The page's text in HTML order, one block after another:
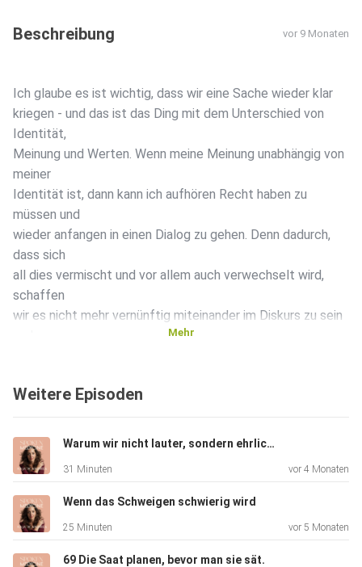
Beschreibung vor 9 Monaten
Ich glaube es ist wichtig, dass wir eine Sache wieder klar
kriegen - und das ist das Ding mit dem Unterschied von
Identität,
Meinung und Werten. Wenn meine Meinung unabhängig von
meiner
Identität ist, dann kann ich aufhören Recht haben zu
müssen und
wieder anfangen in einen Dialog zu gehen. Denn dadurch,
dass sich
all dies vermischt und vor allem auch verwechselt wird,
schaffen
wir es nicht mehr vernünftig miteinander im Diskurs zu sein
auseinander und
ich bin sehr gespannt auf deinen Kommentar und deine
Gedanken
dazu!
Mehr
Weitere Episoden
Warum wir nicht lauter, sondern ehrlicher werden müssen
31 Minuten vor 4 Monaten
Wenn das Schweigen schwierig wird
25 Minuten vor 5 Monaten
69 Die Saat planen, bevor man sie sät.